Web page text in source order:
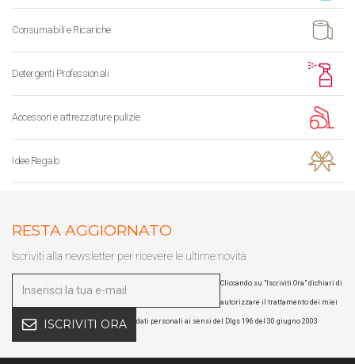
Consumabili e Ricariche
Detergenti Professionali
Accessori e attrezzature pulizie
Idee Regalo
RESTA AGGIORNATO
Iscriviti alla newsletter per ricevere le ultime novità
ISCRIVITI ORA
Cliccando su "Iscriviti Ora" dichiari di
autorizzare il trattamento dei miei
dati personali ai sensi del Dlgs 196 del 30 giugno 2003